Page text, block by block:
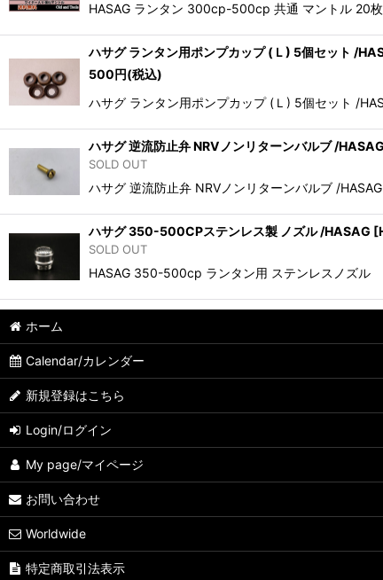
HASAG ランタン 300cp-500cp 共通 マントル 20
ハサグ ランタン用ポンプカップ (Ｌ) 5個セット /
500円(税込)
ハサグ ランタン用ポンプカップ (Ｌ) 5個セット /
ハサグ 逆流防止弁 NRVノンリターンバルブ /
SOLD OUT
ハサグ 逆流防止弁 NRVノンリターンバルブ /
ハサグ 350-500CPステンレス製 ノズル /HASAG [
SOLD OUT
HASAG 350-500cp ランタン用 ステンレスノズ
ホーム
Calendar/カレンダー
新規登録はこちら
Login/ログイン
My page/マイページ
お問い合わせ
Worldwide
特定商取引法表示